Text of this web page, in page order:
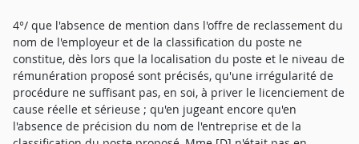
4°/ que l'absence de mention dans l'offre de reclassement du
nom de l'employeur et de la classification du poste ne
constitue, dès lors que la localisation du poste et le niveau de
rémunération proposé sont précisés, qu'une irrégularité de
procédure ne suffisant pas, en soi, à priver le licenciement de
cause réelle et sérieuse ; qu'en jugeant encore qu'en
l'absence de précision du nom de l'entreprise et de la